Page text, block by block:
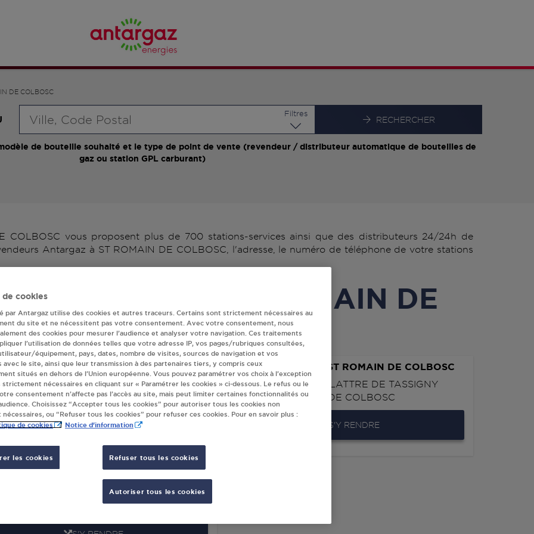
DE COLBOSC
Filtres
RECHERCHER
de bouteille souhaité et le type de point de vente (revendeur / distributeur automatique de bouteilles de
gaz ou station GPL carburant)
COLBOSC vous proposent plus de 700 stations-services ainsi que des distributeurs 24/24h de
Antargaz à ST ROMAIN DE COLBOSC, l'adresse, le numéro de téléphone de votre stations
Antargaz à ST ROMAIN DE
COLBOSC
MARKET MHTS ST ROMAIN DE
DU MAILLON,
ST ROMAIN DE COLBOSC
SUPER U MARITIA ST ROMAIN DE COLBOSC
AV MARECHAL DE LATTRE DE TASSIGNY
76430ST ROMAIN DE COLBOSC
S'Y RENDRE
MAL DE LATTRE DE TASSIGNY
ST ROMAIN DE COLBOSC
de cookies
par Antargaz utilise des cookies et autres traceurs. Certains sont strictement nécessaires au
du site et ne nécessitent pas votre consentement. Avec votre consentement, nous
des cookies pour mesurer l’audience et analyser votre navigation. Ces traitements
l’utilisation de données telles que votre adresse IP, vos pages/rubriques consultées,
équipement, pays, dates, nombre de visites, sources de navigation et vos
avec le site, ainsi que leur transmission à des partenaires tiers, y compris ceux
situés en dehors de l’Union européenne. Vous pouvez paramétrer vos choix à l’exception
strictement nécessaires en cliquant sur « Paramétrer les cookies » ci-dessous. Le refus ou le
consentement n’affecte pas l’accès au site, mais peut limiter certaines fonctionnalités ou
Choisissez “Accepter tous les cookies” pour autoriser tous les cookies non
ou “Refuser tous les cookies” pour refuser ces cookies. Pour en savoir plus :
de cookies Notice d'information
les cookies Refuser tous les cookies
Autoriser tous les cookies